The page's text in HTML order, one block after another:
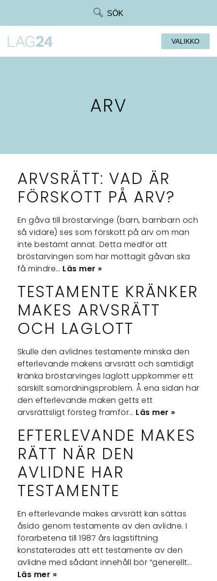
SÖK
VALIKKO
ARV
ARVSRÄTT: VAD ÄR
FÖRSKOTT PÅ ARV?
En gåva till bröstarvinge (barn, barnbarn och
så vidare) ses som förskott på arv om man
inte bestämt annat. Detta medför att
bröstarvingen som har mottagit gåvan ska
få mindre… Läs mer »
TESTAMENTE KRÄNKER
MAKES ARVSRÄTT
OCH LAGLOTT
Skulle den avlidnes testamente minska den
efterlevande makens arvsrätt och samtidigt
kränka bröstarvinges laglott uppkommer ett
särskilt samordningsproblem. Å ena sidan har
den efterlevande maken getts ett
arvsrättsligt försteg framför… Läs mer »
EFTERLEVANDE MAKES
RÄTT NÄR DEN
AVLIDNE HAR
TESTAMENTE
En efterlevande makes arvsrätt kan sättas
åsido genom testamente av den avlidne. I
förarbetena till 1987 års lagstiftning
konstaterades att ett testamente av den
avlidne med sådant innehåll bör ”generellt…
Läs mer »